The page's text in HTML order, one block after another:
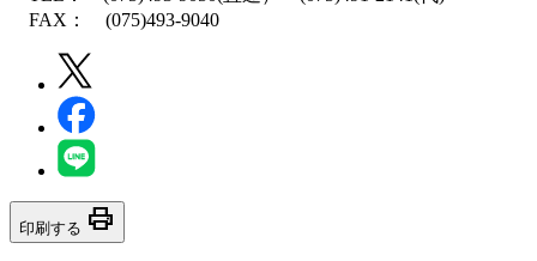
FAX： (075)493-9040
印刷する print